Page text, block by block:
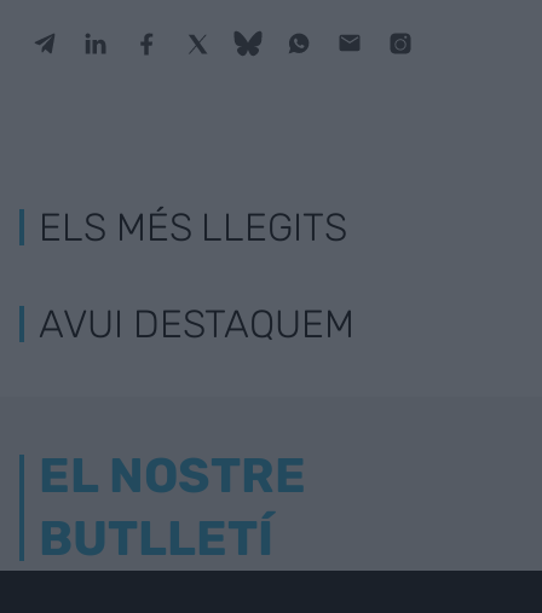
ELS MÉS LLEGITS
AVUI DESTAQUEM
EL NOSTRE
BUTLLETÍ